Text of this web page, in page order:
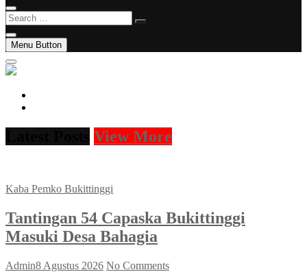
Search
…
Menu Button
View More
Kaba Pemko Bukittinggi
Tantingan 54 Capaska Bukittinggi
Masuki Desa Bahagia
Admin8 Agustus 2026 No Comments